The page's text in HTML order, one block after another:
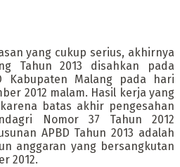
yang cukup serius, akhirnya
Tahun 2013 disahkan pada
Kabupaten Malang pada hari
2012 malam. Hasil kerja yang
batas akhir pengesahan
Nomor 37 Tahun 2012
APBD Tahun 2013 adalah
anggaran yang bersangkutan
2012.